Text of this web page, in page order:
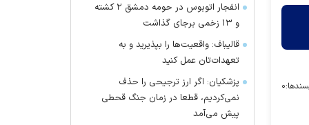
۰
انفجار اتوبوس در حومه دمشق ۲ کشته
و ۱۳ زخمی برجای گذاشت
قالیباف: واقعیت‌ها را بپذیرید و به
تعهدات‌تان عمل کنید
پزشکیان: اگر ارز ترجیحی را حذف
نمی‌کردیم، قطعا در زمان جنگ قحطی
پیش می‌آمد